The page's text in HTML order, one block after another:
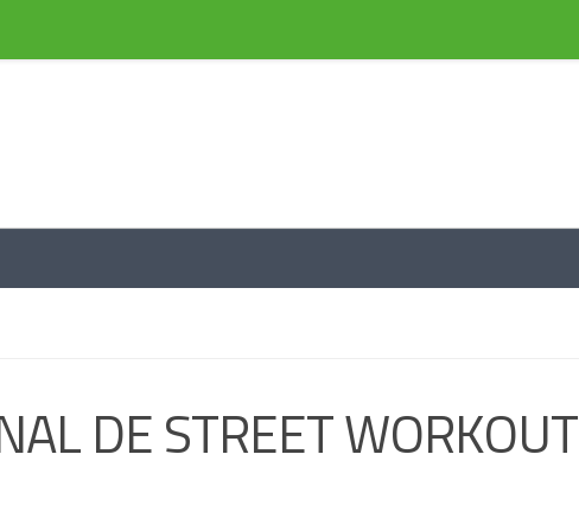
DE STREET WORKOUT